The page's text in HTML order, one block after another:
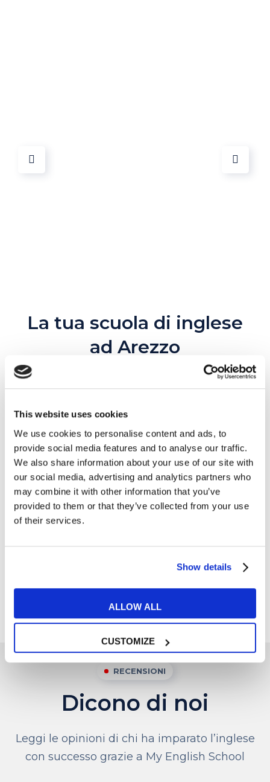
This website uses cookies
We use cookies to personalise content and ads, to
provide social media features and to analyse our traffic.
We also share information about your use of our site with
our social media, advertising and analytics partners who
may combine it with other information that you’ve
provided to them or that they’ve collected from your use
of their services.
Show details
ALLOW ALL
CUSTOMIZE
La tua scuola di inglese
ad Arezzo
Nei corsi di inglese live e a distanza di
coinvolgenti e incentrate sulla
conversazioneper migliorare
immediatamente la fluidità del tuo
inglese. Inoltre, avrai accesso a una
piattaforma digitale ricca di materiali
extra per continuare ad esercitarti e
approfondire gli argomenti dopo ogni
attività con l’insegnante. Non perdere
tre lezioni
Richiedi informazioni
RECENSIONI
Dicono di noi
Leggi le opinioni di chi ha imparato l’inglese
con successo grazie a My English School